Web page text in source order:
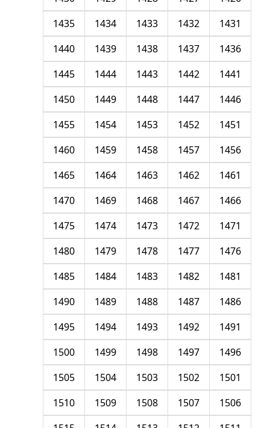
1431
1432
1433
1434
1435
1436
1437
1438
1439
1440
1441
1442
1443
1444
1445
1446
1447
1448
1449
1450
1451
1452
1453
1454
1455
1456
1457
1458
1459
1460
1461
1462
1463
1464
1465
1466
1467
1468
1469
1470
1471
1472
1473
1474
1475
1476
1477
1478
1479
1480
1481
1482
1483
1484
1485
1486
1487
1488
1489
1490
1491
1492
1493
1494
1495
1496
1497
1498
1499
1500
1501
1502
1503
1504
1505
1506
1507
1508
1509
1510